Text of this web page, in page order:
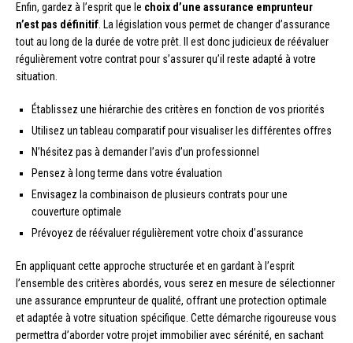
Enfin, gardez à l’esprit que le choix d’une assurance emprunteur
n’est pas définitif. La législation vous permet de changer d’assurance
tout au long de la durée de votre prêt. Il est donc judicieux de réévaluer
régulièrement votre contrat pour s’assurer qu’il reste adapté à votre
situation.
Établissez une hiérarchie des critères en fonction de vos priorités
Utilisez un tableau comparatif pour visualiser les différentes offres
N’hésitez pas à demander l’avis d’un professionnel
Pensez à long terme dans votre évaluation
Envisagez la combinaison de plusieurs contrats pour une
couverture optimale
Prévoyez de réévaluer régulièrement votre choix d’assurance
En appliquant cette approche structurée et en gardant à l’esprit
l’ensemble des critères abordés, vous serez en mesure de sélectionner
une assurance emprunteur de qualité, offrant une protection optimale
et adaptée à votre situation spécifique. Cette démarche rigoureuse vous
permettra d’aborder votre projet immobilier avec sérénité, en sachant